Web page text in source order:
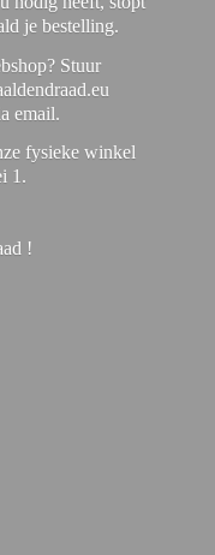
je bestelling.
Stuur
email.
fysieke winkel
1.
!